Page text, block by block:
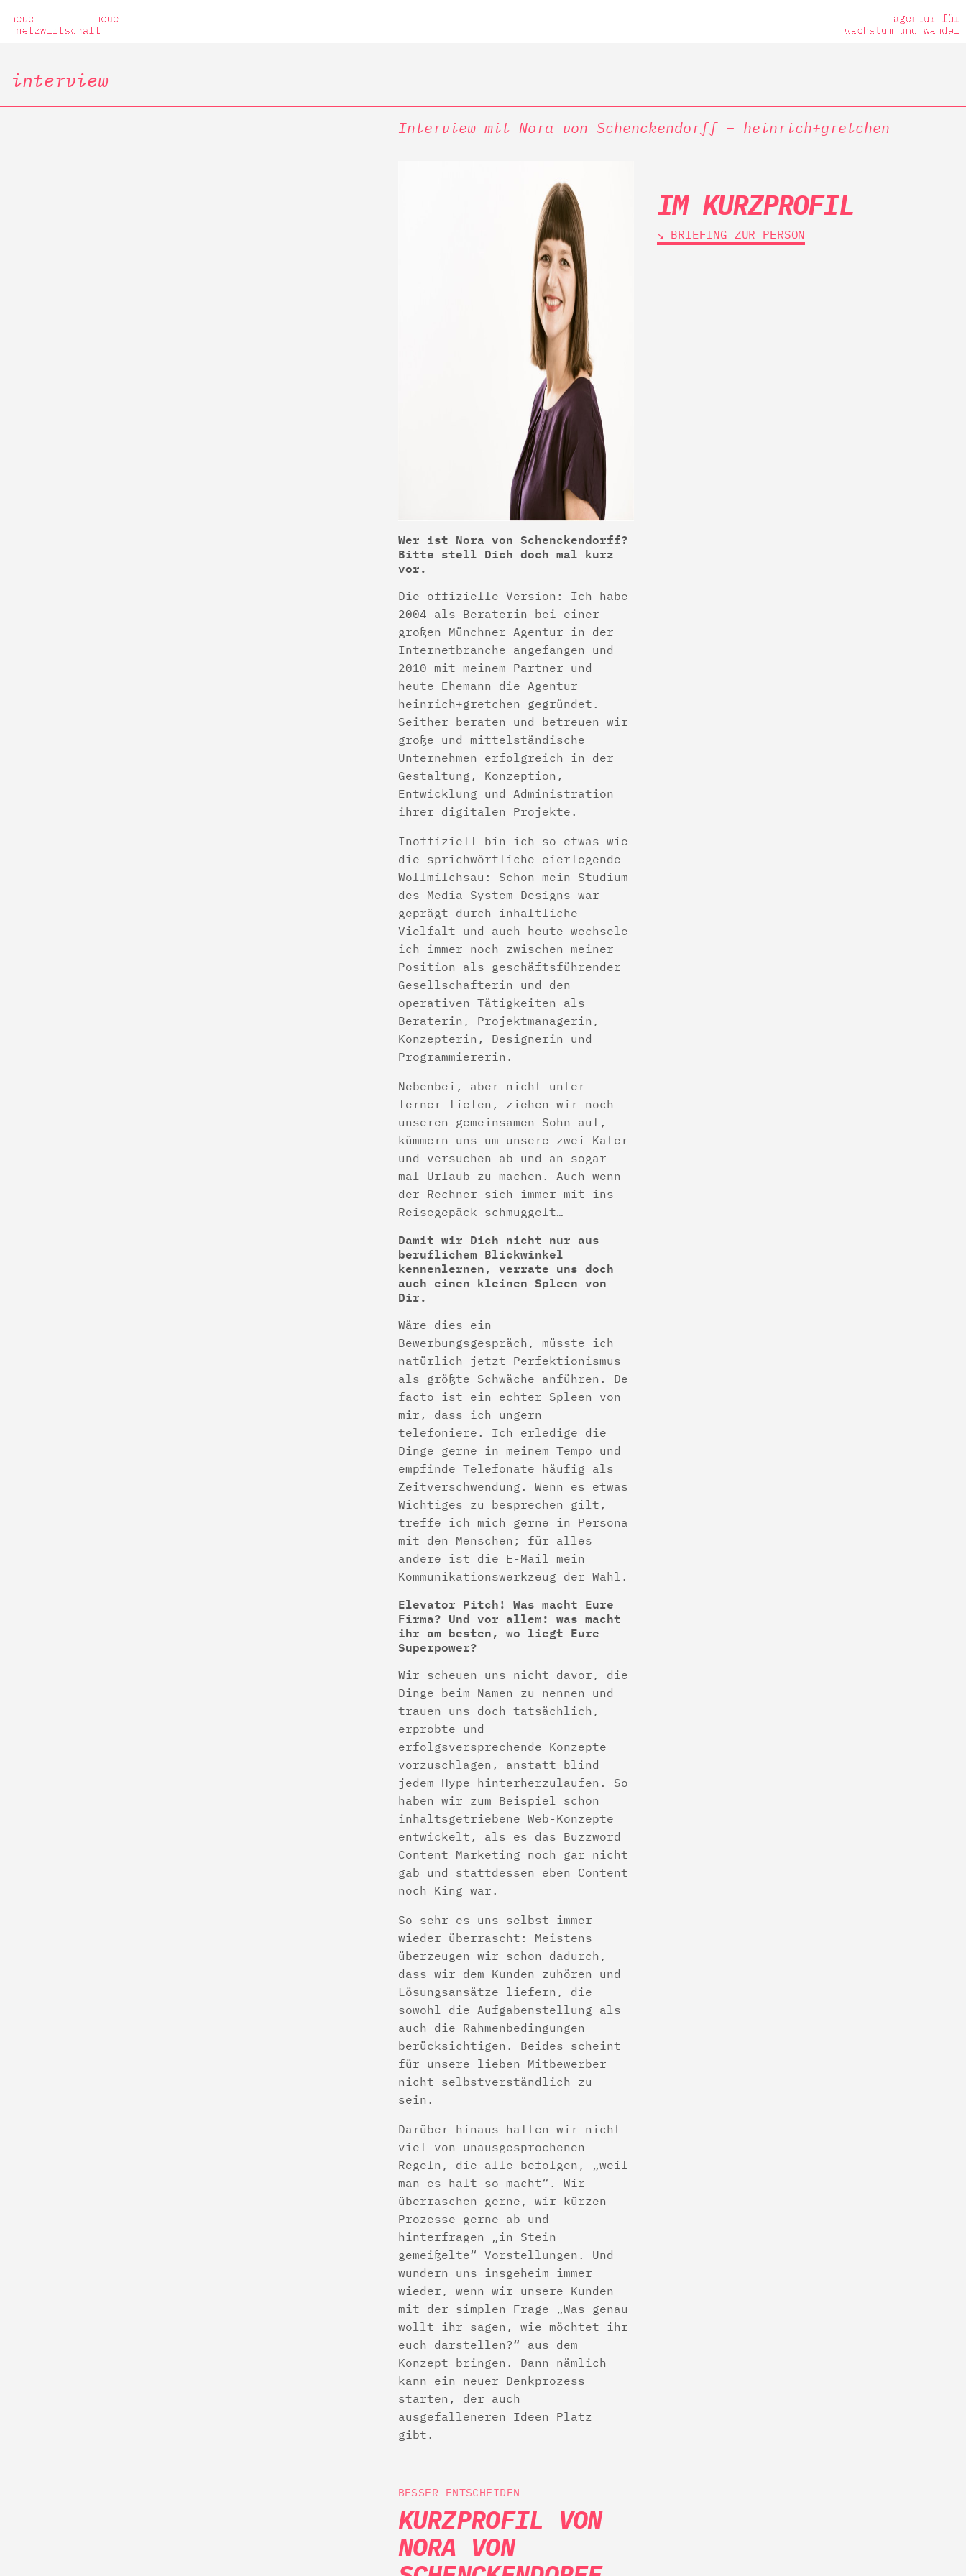
interview
Interview mit Nora von Schenckendorff – heinrich+gretchen
Wer ist Nora von Schenckendorff?
Bitte stell Dich doch mal kurz
vor.
Die offizielle Version: Ich habe
2004 als Beraterin bei einer
großen Münchner Agentur in der
Internetbranche angefangen und
2010 mit meinem Partner und
heute Ehemann die Agentur
heinrich+gretchen gegründet.
Seither beraten und betreuen wir
große und mittelständische
Unternehmen erfolgreich in der
Gestaltung, Konzeption,
Entwicklung und Administration
ihrer digitalen Projekte.
Inoffiziell bin ich so etwas wie
die sprichwörtliche eierlegende
Wollmilchsau: Schon mein Studium
des Media System Designs war
geprägt durch inhaltliche
Vielfalt und auch heute wechsele
ich immer noch zwischen meiner
Position als geschäftsführender
Gesellschafterin und den
operativen Tätigkeiten als
Beraterin, Projektmanagerin,
Konzepterin, Designerin und
Programmiererin.
Nebenbei, aber nicht unter
ferner liefen, ziehen wir noch
unseren gemeinsamen Sohn auf,
kümmern uns um unsere zwei Kater
und versuchen ab und an sogar
mal Urlaub zu machen. Auch wenn
der Rechner sich immer mit ins
Reisegepäck schmuggelt…
Damit wir Dich nicht nur aus
beruflichem Blickwinkel
kennenlernen, verrate uns doch
auch einen kleinen Spleen von
Dir.
Wäre dies ein
Bewerbungsgespräch, müsste ich
natürlich jetzt Perfektionismus
als größte Schwäche anführen. De
facto ist ein echter Spleen von
mir, dass ich ungern
telefoniere. Ich erledige die
Dinge gerne in meinem Tempo und
empfinde Telefonate häufig als
Zeitverschwendung. Wenn es etwas
Wichtiges zu besprechen gilt,
treffe ich mich gerne in Persona
mit den Menschen; für alles
andere ist die E-Mail mein
Kommunikationswerkzeug der Wahl.
Elevator Pitch! Was macht Eure
Firma? Und vor allem: was macht
ihr am besten, wo liegt Eure
Superpower?
Wir scheuen uns nicht davor, die
Dinge beim Namen zu nennen und
trauen uns doch tatsächlich,
erprobte und
erfolgsversprechende Konzepte
vorzuschlagen, anstatt blind
jedem Hype hinterherzulaufen. So
haben wir zum Beispiel schon
inhaltsgetriebene Web-Konzepte
entwickelt, als es das Buzzword
Content Marketing noch gar nicht
gab und stattdessen eben Content
noch King war.
So sehr es uns selbst immer
wieder überrascht: Meistens
überzeugen wir schon dadurch,
dass wir dem Kunden zuhören und
Lösungsansätze liefern, die
sowohl die Aufgabenstellung als
auch die Rahmenbedingungen
berücksichtigen. Beides scheint
für unsere lieben Mitbewerber
nicht selbstverständlich zu
sein.
Darüber hinaus halten wir nicht
viel von unausgesprochenen
Regeln, die alle befolgen, „weil
man es halt so macht“. Wir
überraschen gerne, wir kürzen
Prozesse gerne ab und
hinterfragen „in Stein
gemeißelte“ Vorstellungen. Und
wundern uns insgeheim immer
wieder, wenn wir unsere Kunden
mit der simplen Frage „Was genau
wollt ihr sagen, wie möchtet ihr
euch darstellen?“ aus dem
Konzept bringen. Dann nämlich
kann ein neuer Denkprozess
starten, der auch
ausgefalleneren Ideen Platz
gibt.
BESSER ENTSCHEIDEN
KURZPROFIL VON
NORA VON
IM KURZPROFIL
↘︎ BRIEFING ZUR PERSON